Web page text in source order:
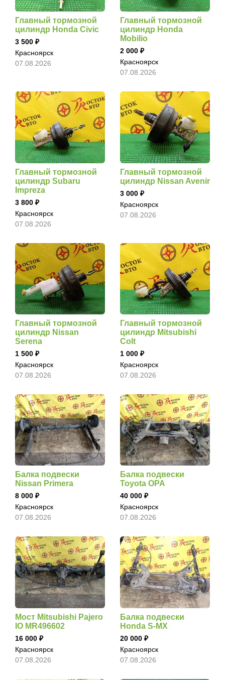
Главный тормозной
цилиндр Honda Civic
3 500
Красноярск
07.08.2026
Главный тормозной
цилиндр Honda
Mobilio
2 000
Красноярск
07.08.2026
Главный тормозной
цилиндр Subaru
Impreza
3 800
Красноярск
07.08.2026
Главный тормозной
цилиндр Nissan Avenir
3 000
Красноярск
07.08.2026
Главный тормозной
цилиндр Nissan
Serena
1 500
Красноярск
07.08.2026
Главный тормозной
цилиндр Mitsubishi
Colt
1 000
Красноярск
07.08.2026
Балка подвески
Nissan Primera
8 000
Красноярск
07.08.2026
Балка подвески
Toyota OPA
40 000
Красноярск
07.08.2026
Мост Mitsubishi Pajero
IO MR496602
16 000
Красноярск
07.08.2026
Балка подвески
Honda S-MX
20 000
Красноярск
07.08.2026